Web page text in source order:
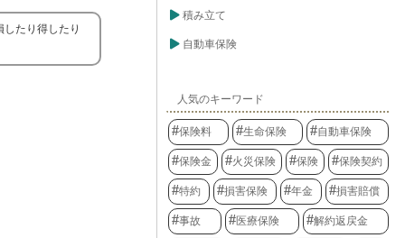
たり得したり
積み立て
自動車保険
人気のキーワード
保険料 生命保険 自動車保険
保険金 火災保険 保険 保険契約
特約 損害保険 年金 損害賠償
事故 医療保険 解約返戻金